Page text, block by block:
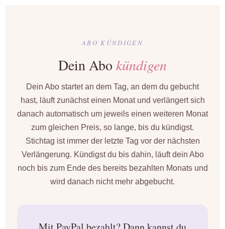
ABO KÜNDIGEN
Dein Abo kündigen
Dein Abo startet an dem Tag, an dem du gebucht
hast, läuft zunächst einen Monat und verlängert sich
danach automatisch um jeweils einen weiteren Monat
zum gleichen Preis, so lange, bis du kündigst.
Stichtag ist immer der letzte Tag vor der nächsten
Verlängerung. Kündigst du bis dahin, läuft dein Abo
noch bis zum Ende des bereits bezahlten Monats und
wird danach nicht mehr abgebucht.